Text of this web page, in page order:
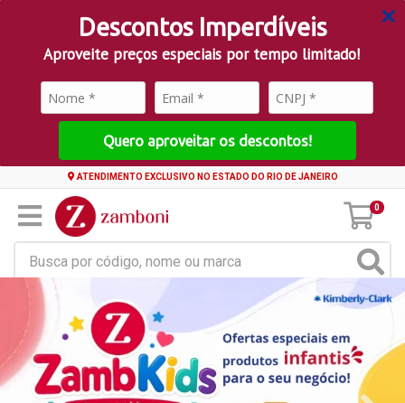
Descontos Imperdíveis
Aproveite preços especiais por tempo limitado!
Quero aproveitar os descontos!
ATENDIMENTO EXCLUSIVO NO ESTADO DO RIO DE JANEIRO
0